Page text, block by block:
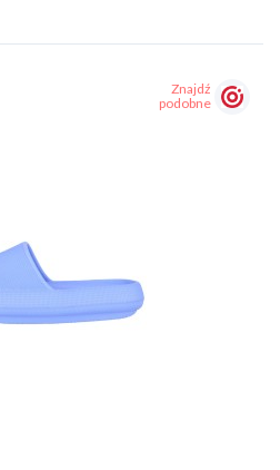
Znajdź
podobne